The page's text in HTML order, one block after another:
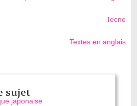
Tecno
Textes en anglais
sujet
japonaise